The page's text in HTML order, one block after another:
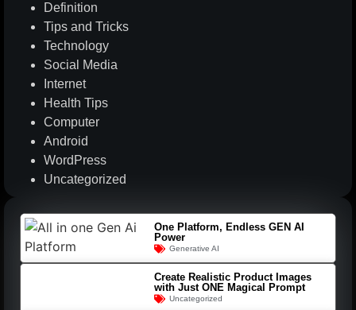
Definition
Tips and Tricks
Technology
Social Media
Internet
Health Tips
Computer
Android
WordPress
Uncategorized
One Platform, Endless GEN AI
Power
Generative AI
Create Realistic Product Images
with Just ONE Magical Prompt
Uncategorized